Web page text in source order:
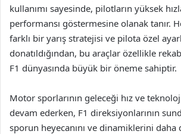
kullanımı sayesinde, pilotların yüksek
performansı göstermesine olanak tanır.
farklı bir yarış stratejisi ve pilota özel
donatıldığından, bu araçlar özellikle
F1 dünyasında büyük bir öneme sahiptir.
Motor sporlarının geleceği hız ve
devam ederken, F1 direksiyonlarının
sporun heyecanını ve dinamiklerini daha